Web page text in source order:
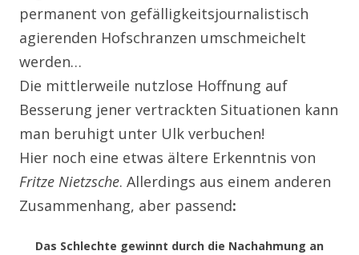
permanent von gefälligkeitsjournalistisch
agierenden Hofschranzen umschmeichelt
werden…
Die mittlerweile nutzlose Hoffnung auf
Besserung jener vertrackten Situationen kann
man beruhigt unter Ulk verbuchen!
Hier noch eine etwas ältere Erkenntnis von
Fritze Nietzsche. Allerdings aus einem anderen
Zusammenhang, aber passend:
Das Schlechte gewinnt durch die Nachahmung an